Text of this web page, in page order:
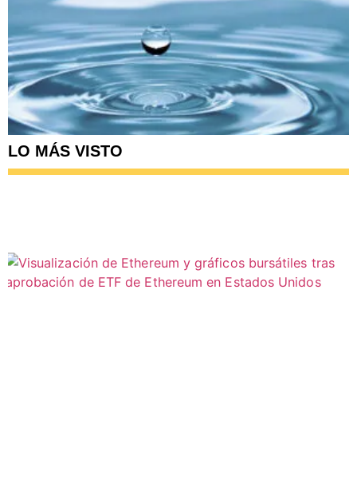
LO MÁS VISTO